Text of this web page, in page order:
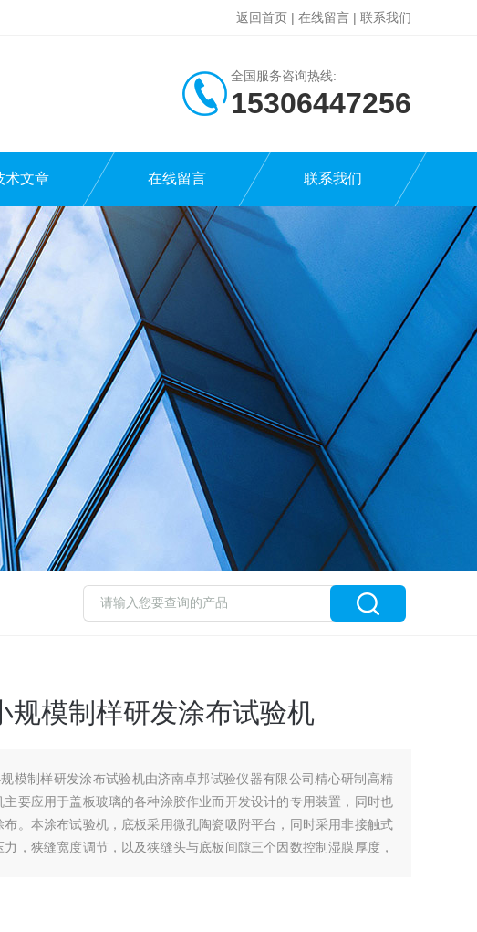
返回首页 | 在线留言 | 联系我们
全国服务咨询热线:
15306447256
术文章 在线留言 联系我们
规模制样研发涂布试验机
模制样研发涂布试验机由济南卓邦试验仪器有限公司精心研制高精
主要应用于盖板玻璃的各种涂胶作业而开发设计的专用装置，同时也
。本涂布试验机，底板采用微孔陶瓷吸附平台，同时采用非接触式
，狭缝宽度调节，以及狭缝头与底板间隙三个因数控制湿膜厚度，